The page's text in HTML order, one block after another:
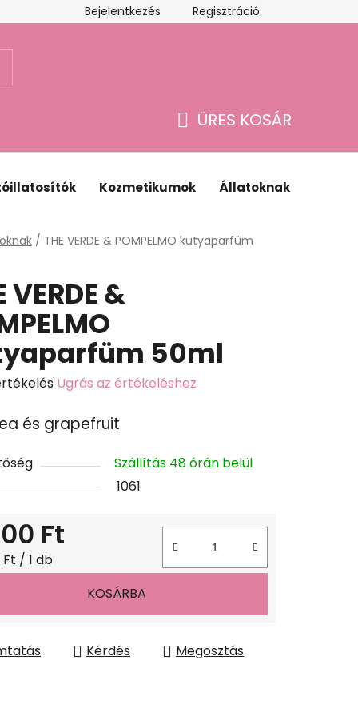
Webáruház értékelése
Bejelentkezés Regisztráció
ÜRES KOSÁR
Kozmetikumok Állatoknak
/ THE VERDE & POMPELMO kutyaparfüm
VERDE &
50ml
Ugrás az értékeléshez
és grapefruit
Szállítás 48 órán belül
1061
Ft
/ 1 db
KOSÁRBA
Kérdés Megosztás